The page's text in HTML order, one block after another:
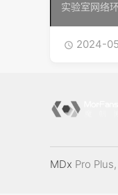
实验室网络
 2024-
MDx Pro